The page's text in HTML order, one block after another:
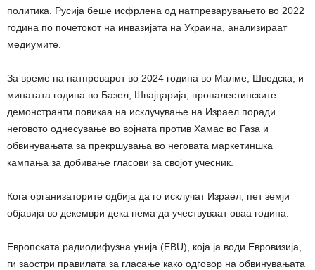
политика. Русија беше исфрлена од натпреварувањето во 2022
година по почетокот на инвазијата на Украина, анализираат
медиумите.
За време на натпреварот во 2024 година во Малме, Шведска, и
минатата година во Базел, Швајцарија, пропалестинските
демонстранти повикаа на исклучување на Израел поради
неговото однесување во војната против Хамас во Газа и
обвинувањата за прекршувања во неговата маркетиншка
кампања за добивање гласови за својот учесник.
Кога организаторите одбија да го исклучат Израел, пет земји
објавија во декември дека нема да учествуваат оваа година.
Европската радиодифузна унија (EBU), која ја води Евровизија,
ги заостри правилата за гласање како одговор на обвинувањата